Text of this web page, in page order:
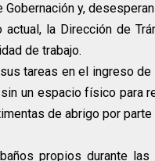
Gobernación y,
actual, la Dirección de
de trabajo.
tareas en el ingreso
sin un espacio físico
de abrigo por parte
propios durante